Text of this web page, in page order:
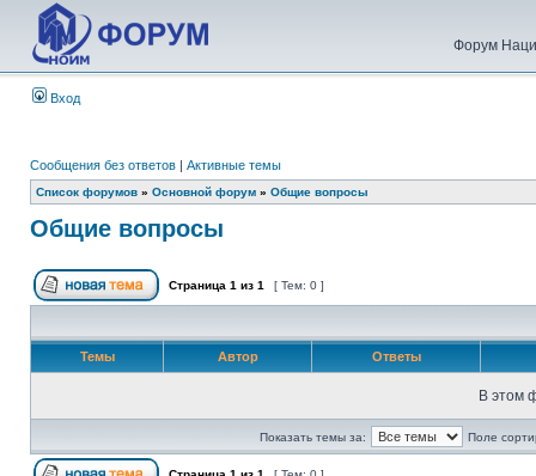
Форум
Вход
Сообщения без ответов | Активные темы
Список форумов » Основной форум » Общие вопросы
Общие вопросы
Страница 1 из 1 [ Тем: 0 ]
Темы Автор Ответы
В этом
Показать темы за: Поле